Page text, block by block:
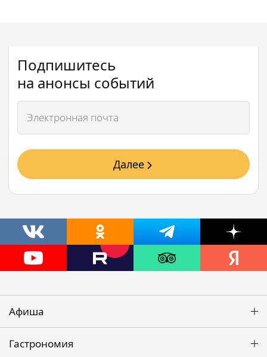
Подпишитесь
на анонсы событий
Далее
Афиша
Гастрономия